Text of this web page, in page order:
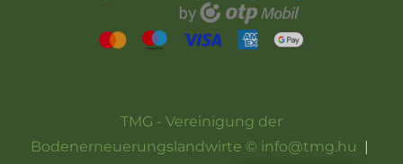
TMG - Vereinigung der
Bodenerneuerungslandwirte © info@tmg.hu